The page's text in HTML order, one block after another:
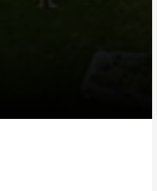
FACEBOOK
SUR LINKEDIN